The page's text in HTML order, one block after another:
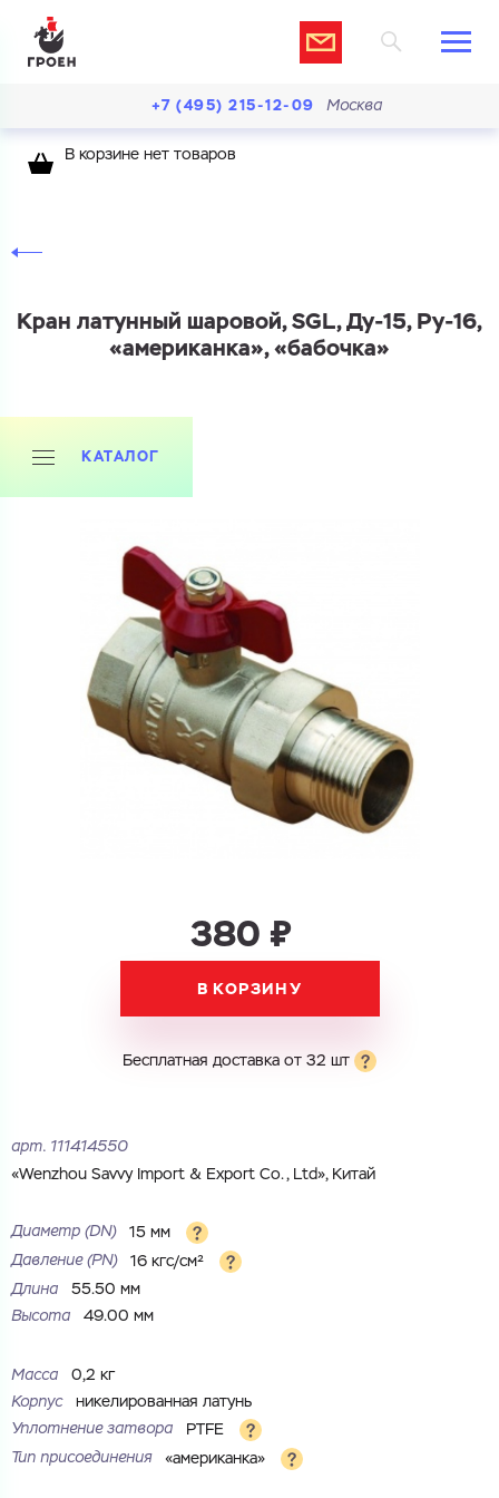
Купить как физ. лицо
Купить как юр. лицо
Электронная почта
Комментарий
Cоглашаюсь на обработку
Cоглашаюсь на обработку персональных данных
Перечислите товары, которые вас интересуют
и укажите какую информацию вы хотите по ним
получить. Мы свяжемся с вами в ближайшее время.
Запросить КП
Запросить Счёт
Электронная почта
МБ)
+7 (495) 215-12-09 Москва
В корзине нет товаров
Кран латунный шаровой, SGL, Ду-15, Ру-16,
«американка», «бабочка»
КАТАЛОГ
380 ₽
В КОРЗИНУ
Бесплатная доставка от 32 шт
арт. 111414550
«Wenzhou Savvy Import & Export Co., Ltd», Китай
Диаметр (DN)
15 мм
Давление (РN)
16 кгс/см²
Длина
55.50 мм
Высота
49.00 мм
Масса
0,2 кг
Корпус
никелированная латунь
Уплотнение затвора
PTFE
Тип присоединения
«американка»